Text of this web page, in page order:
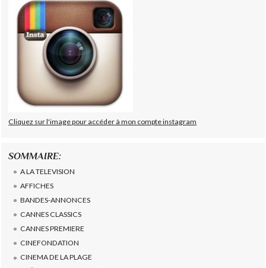
Cliquez sur l'image pour accéder à mon compte instagram
SOMMAIRE:
A LA TELEVISION
AFFICHES
BANDES-ANNONCES
CANNES CLASSICS
CANNES PREMIERE
CINEFONDATION
CINEMA DE LA PLAGE